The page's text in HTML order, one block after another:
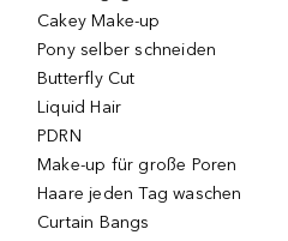
Cakey Make-up
Pony selber schneiden
Butterfly Cut
Liquid Hair
PDRN
Make-up für große Poren
Haare jeden Tag waschen
Curtain Bangs